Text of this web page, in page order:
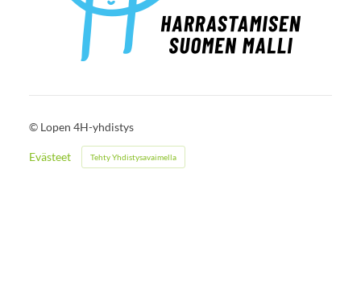
© Lopen 4H-yhdistys
Evästeet Tehty Yhdistysavaimella